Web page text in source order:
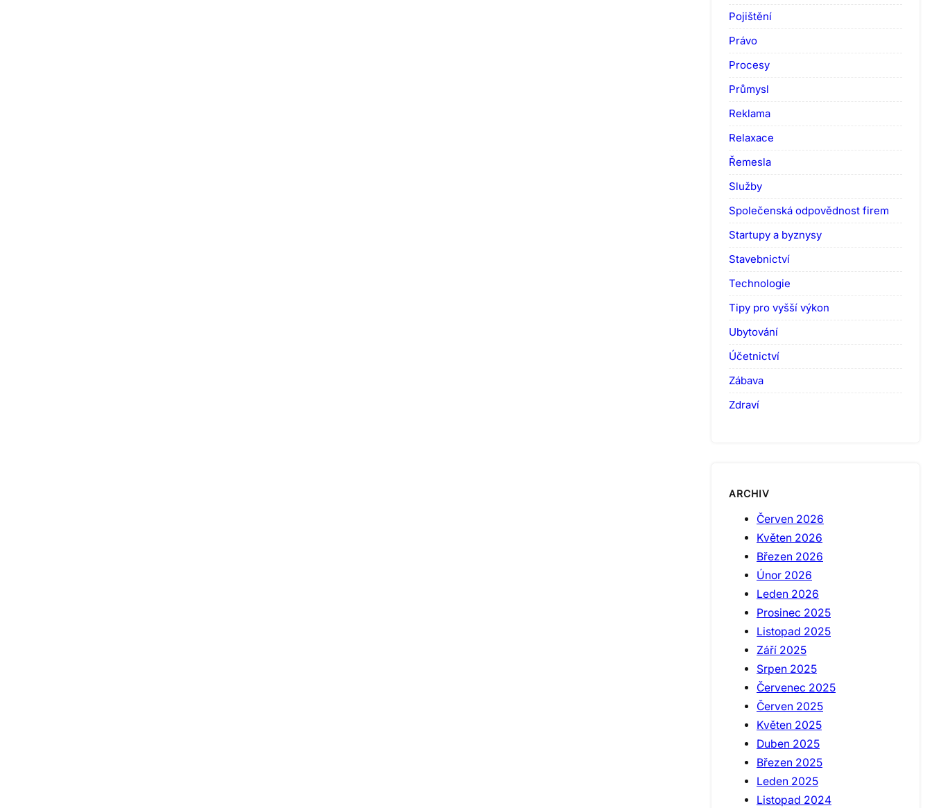
Pojištění
Právo
Procesy
Průmysl
Reklama
Relaxace
Řemesla
Služby
Společenská odpovědnost firem
Startupy a byznysy
Stavebnictví
Technologie
Tipy pro vyšší výkon
Ubytování
Účetnictví
Zábava
Zdraví
ARCHIV
Červen 2026
Květen 2026
Březen 2026
Únor 2026
Leden 2026
Prosinec 2025
Listopad 2025
Září 2025
Srpen 2025
Červenec 2025
Červen 2025
Květen 2025
Duben 2025
Březen 2025
Leden 2025
Listopad 2024